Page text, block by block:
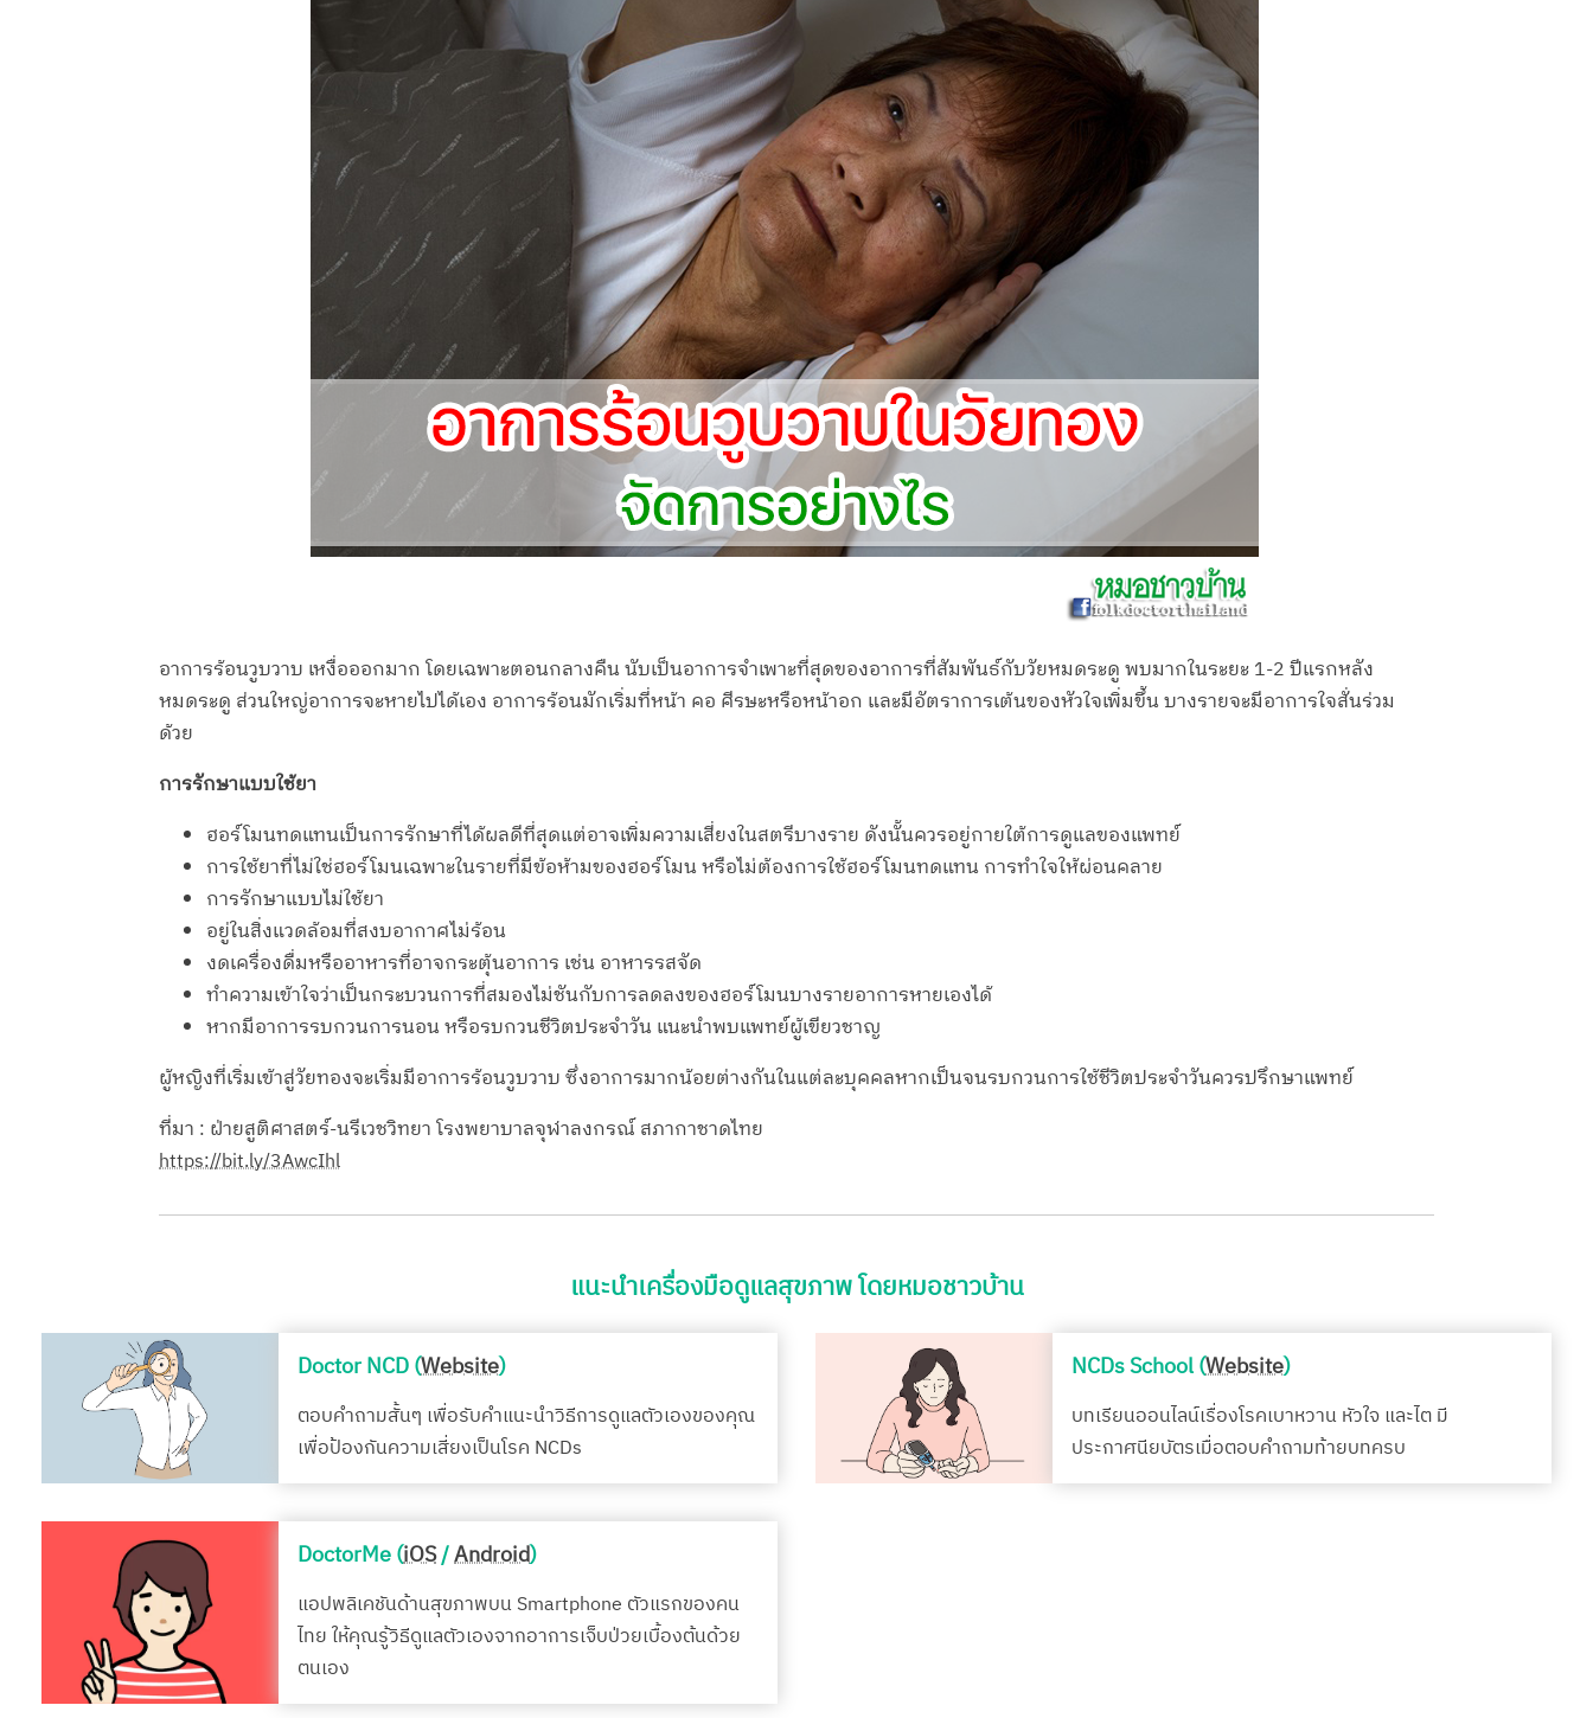
อาการร้อนวูบวาบ เหงื่อออกมาก โดยเฉพาะตอนกลางคืน นับเป็นอาการจำเพาะที่สุดของอาการที่สัมพันธ์กับวัยหมดระดู พบมากในระยะ 1-2 ปีแรกหลัง
หมดระดู ส่วนใหญ่อาการจะหายไปได้เอง อาการร้อนมักเริ่มที่หน้า คอ ศีรษะหรือหน้าอก และมีอัตราการเต้นของหัวใจเพิ่มขึ้น บางรายจะมีอาการใจสั่นร่วม
ด้วย
การรักษาแบบใช้ยา
ฮอร์โมนทดแทนเป็นการรักษาที่ได้ผลดีที่สุดแต่อาจเพิ่มความเสี่ยงในสตรีบางราย ดังนั้นควรอยู่กายใต้การดูแลของแพทย์
การใช้ยาที่ไม่ใช่ฮอร์โมนเฉพาะในรายที่มีข้อห้ามของฮอร์โมน หรือไม่ต้องการใช้ฮอร์โมนทดแทน การทำใจให้ผ่อนคลาย
การรักษาแบบไม่ใช้ยา
อยู่ในสิ่งแวดล้อมที่สงบอากาศไม่ร้อน
งดเครื่องดื่มหรืออาหารที่อาจกระตุ้นอาการ เช่น อาหารรสจัด
ทำความเข้าใจว่าเป็นกระบวนการที่สมองไม่ชันกับการลดลงของฮอร์โมนบางรายอาการหายเองได้
หากมีอาการรบกวนการนอน หรือรบกวนชีวิตประจำวัน แนะนำพบแพทย์ผู้เขียวชาญ
ผู้หญิงที่เริ่มเข้าสู่วัยทองจะเริ่มมีอาการร้อนวูบวาบ ซึ่งอาการมากน้อยต่างกันในแต่ละบุคคลหากเป็นจนรบกวนการใช้ชีวิตประจำวันควรปรึกษาแพทย์
ที่มา : ฝ่ายสูติศาสตร์-นรีเวชวิทยา โรงพยาบาลจุฬาลงกรณ์ สภากาชาดไทย
https://bit.ly/3AwcIhl
แนะนำเครื่องมือดูแลสุขภาพ โดยหมอชาวบ้าน
Doctor NCD (Website)
ตอบคำถามสั้นๆ เพื่อรับคำแนะนำวิธีการดูแลตัวเองของคุณ
เพื่อป้องกันความเสี่ยงเป็นโรค NCDs
NCDs School (Website)
บทเรียนออนไลน์เรื่องโรคเบาหวาน หัวใจ และไต มี
ประกาศนียบัตรเมื่อตอบคำถามท้ายบทครบ
DoctorMe (iOS/Android)
แอปพลิเคชันด้านสุขภาพบน Smartphone ตัวแรกของคน
ไทย ให้คุณรู้วิธีดูแลตัวเองจากอาการเจ็บป่วยเบื้องต้นด้วย
ตนเอง